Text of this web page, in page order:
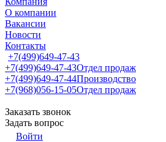
О компании
Вакансии
Новости
Контакты
+7(499)649-47-43
+7(499)649-47-43Отдел продаж
+7(499)649-47-44Производство
+7(968)056-15-05Отдел продаж
Заказать звонок
Задать вопрос
Войти